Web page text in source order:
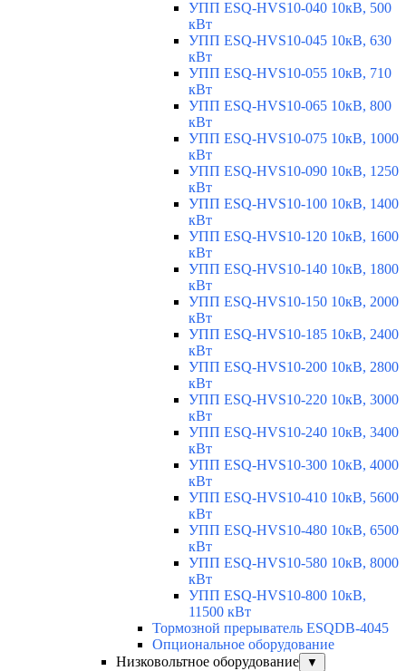
УПП ESQ-HVS10-040 10кВ, 500
кВт
УПП ESQ-HVS10-045 10кВ, 630
кВт
УПП ESQ-HVS10-055 10кВ, 710
кВт
УПП ESQ-HVS10-065 10кВ, 800
кВт
УПП ESQ-HVS10-075 10кВ, 1000
кВт
УПП ESQ-HVS10-090 10кВ, 1250
кВт
УПП ESQ-HVS10-100 10кВ, 1400
кВт
УПП ESQ-HVS10-120 10кВ, 1600
кВт
УПП ESQ-HVS10-140 10кВ, 1800
кВт
УПП ESQ-HVS10-150 10кВ, 2000
кВт
УПП ESQ-HVS10-185 10кВ, 2400
кВт
УПП ESQ-HVS10-200 10кВ, 2800
кВт
УПП ESQ-HVS10-220 10кВ, 3000
кВт
УПП ESQ-HVS10-240 10кВ, 3400
кВт
УПП ESQ-HVS10-300 10кВ, 4000
кВт
УПП ESQ-HVS10-410 10кВ, 5600
кВт
УПП ESQ-HVS10-480 10кВ, 6500
кВт
УПП ESQ-HVS10-580 10кВ, 8000
кВт
УПП ESQ-HVS10-800 10кВ,
11500 кВт
Тормозной прерыватель ESQDB-4045
Опциональное оборудование
Низковольтное оборудование
▼